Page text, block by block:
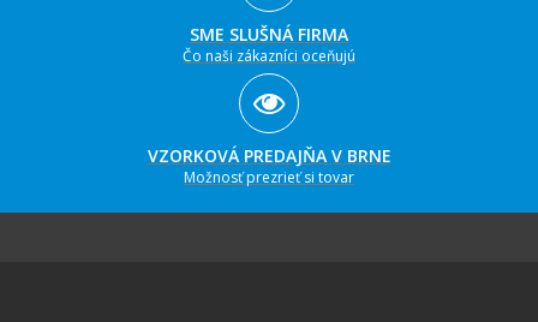
SME SLUŠNÁ FIRMA
Čo naši zákazníci oceňujú
VZORKOVÁ PREDAJŇA V BRNE
Možnosť prezrieť si tovar